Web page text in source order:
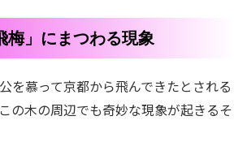
梅」にまつわる現象
を慕って京都から飛んできたとされる
の木の周辺でも奇妙な現象が起きるそ